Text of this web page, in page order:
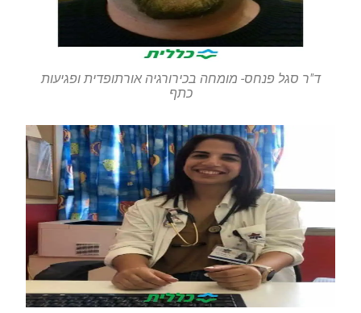
ד"ר סגל פנחס- מומחה בכירורגיה אורתופדית ופגיעות
כתף